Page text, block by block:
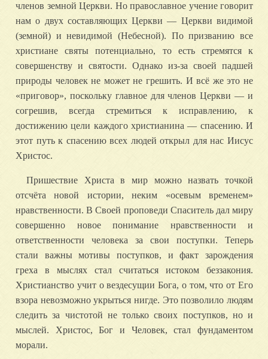
членов земной Церкви. Но православное учение говорит
нам о двух составляющих Церкви — Церкви видимой
(земной) и невидимой (Небесной). По призванию все
христиане святы потенциально, то есть стремятся к
совершенству и святости. Однако из‑за своей падшей
природы человек не может не грешить. И всё же это не
«приговор», поскольку главное для членов Церкви — и
согрешив, всегда стремиться к исправлению, к
достижению цели каждого христианина — спасению. И
этот путь к спасению всех людей открыл для нас Иисус
Христос.
Пришествие Христа в мир можно назвать точкой
отсчёта новой истории, неким «осевым временем»
нравственности. В Своей проповеди Спаситель дал миру
совершенно новое понимание нравственности и
ответственности человека за свои поступки. Теперь
стали важны мотивы поступков, и факт зарождения
греха в мыслях стал считаться истоком беззакония.
Христианство учит о вездесущии Бога, о том, что от Его
взора невозможно укрыться нигде. Это позволило людям
следить за чистотой не только своих поступков, но и
мыслей. Христос, Бог и Человек, стал фундаментом
морали.